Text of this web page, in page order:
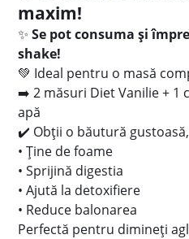
maxim!
✨Se pot consuma și
shake!
💚 Ideal pentru o masă
➡️ 2 măsuri Diet Vanilie + 1
apă
✔️ Obții o băutură
• Ține de foame
• Sprijină digestia
• Ajută la detoxifiere
• Reduce balonarea
Perfectă pentru dimineți